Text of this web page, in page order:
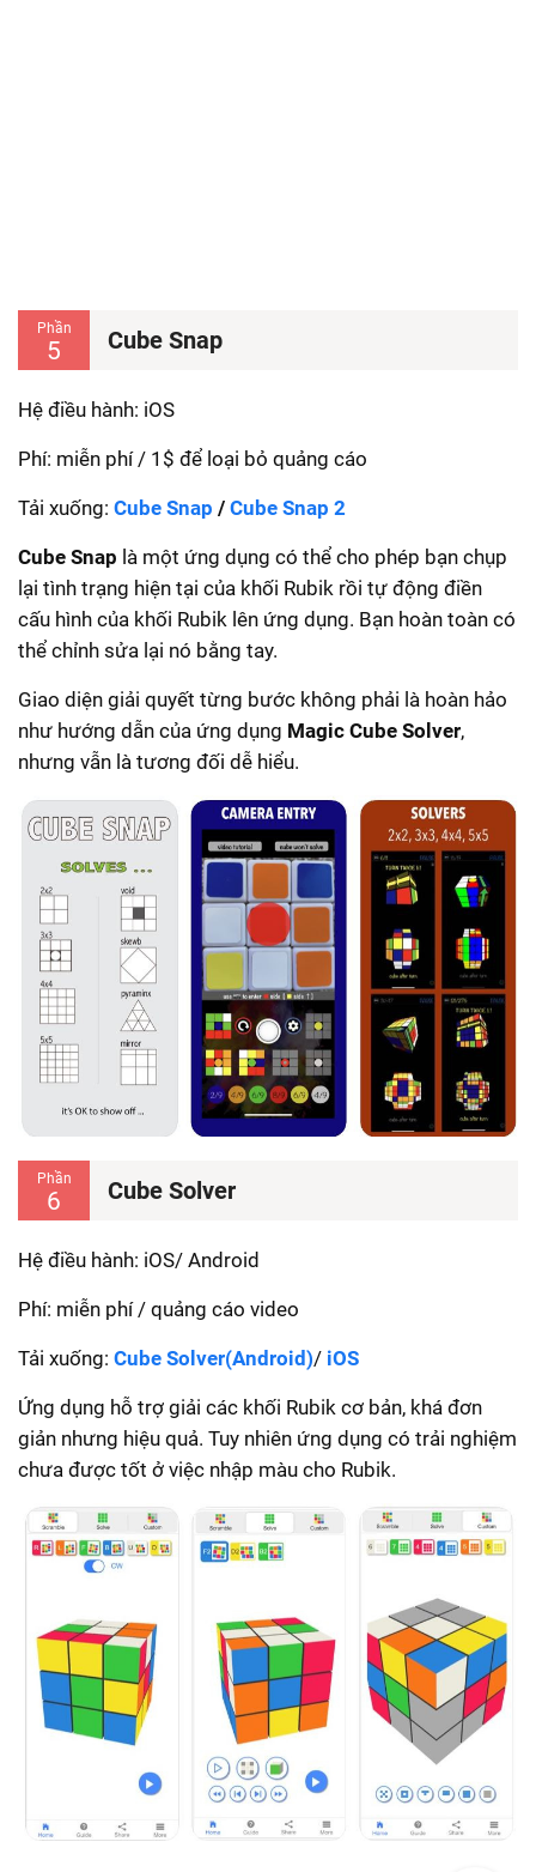
Phần
5 Cube Snap
Hệ điều hành: iOS
Phí: miễn phí / 1$ để loại bỏ quảng cáo
Tải xuống: Cube Snap / Cube Snap 2
Cube Snap là một ứng dụng có thể cho phép bạn chụp
lại tình trạng hiện tại của khối Rubik rồi tự động điền
cấu hình của khối Rubik lên ứng dụng. Bạn hoàn toàn có
thể chỉnh sửa lại nó bằng tay.
Giao diện giải quyết từng bước không phải là hoàn hảo
như hướng dẫn của ứng dụng Magic Cube Solver,
nhưng vẫn là tương đối dễ hiểu.
Phần
6 Cube Solver
Hệ điều hành: iOS/ Android
Phí: miễn phí / quảng cáo video
Tải xuống: Cube Solver(Android)/ iOS
Ứng dụng hỗ trợ giải các khối Rubik cơ bản, khá đơn
giản nhưng hiệu quả. Tuy nhiên ứng dụng có trải nghiệm
chưa được tốt ở việc nhập màu cho Rubik.